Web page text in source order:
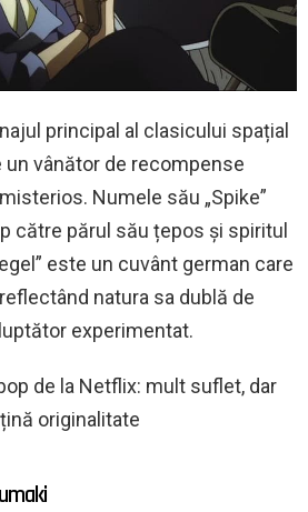
principal al clasicului spațial
un vânător de recompense
Numele său „Spike”
către părul său țepos și spiritul
este un cuvânt german care
natura sa dublă de
experimentat.
de la Netflix: mult suflet, dar
originalitate